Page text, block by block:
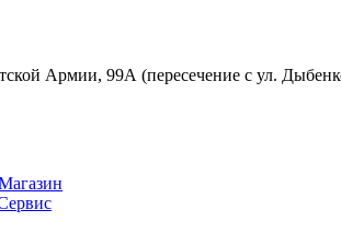
Армии, 99А (пересечение с ул.